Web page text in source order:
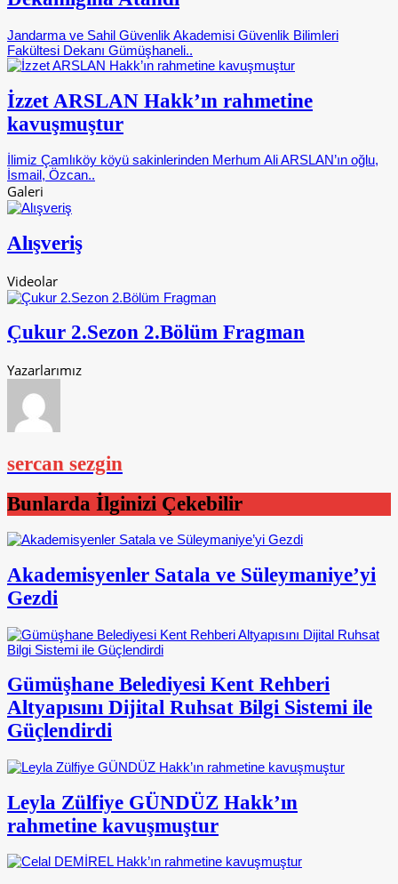
Jandarma ve Sahil Güvenlik Akademisi Güvenlik Bilimleri
Fakültesi Dekanı Gümüşhaneli..
İzzet ARSLAN Hakk’ın rahmetine
kavuşmuştur
İlimiz Çamlıköy köyü sakinlerinden Merhum Ali ARSLAN’ın oğlu,
İsmail, Özcan..
Galeri
Alışveriş
Videolar
Çukur 2.Sezon 2.Bölüm Fragman
Yazarlarımız
sercan sezgin
Bunlarda İlginizi Çekebilir
Akademisyenler Satala ve Süleymaniye’yi
Gezdi
Gümüşhane Belediyesi Kent Rehberi
Altyapısını Dijital Ruhsat Bilgi Sistemi ile
Güçlendirdi
Leyla Zülfiye GÜNDÜZ Hakk’ın
rahmetine kavuşmuştur